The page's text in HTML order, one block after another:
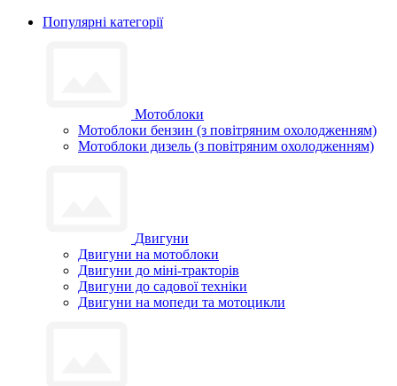
Популярні категорії
Мотоблоки
Мотоблоки бензин (з повітряним охолодженням)
Мотоблоки дизель (з повітряним охолодженням)
Двигуни
Двигуни на мотоблоки
Двигуни до міні-тракторів
Двигуни до садової техніки
Двигуни на мопеди та мотоцикли